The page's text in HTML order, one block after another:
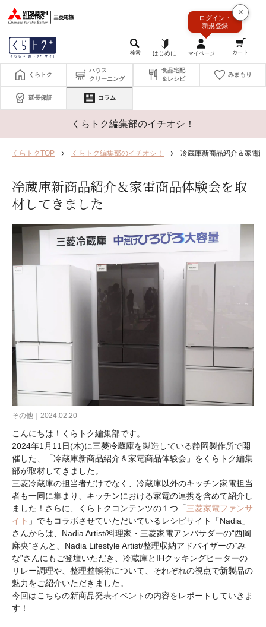
×
ログイン・
新規登録
くらトク
ハウス
クリーニング
食品宅配
＆レシピ
みまもり
延長保証 コラム
くらトク編集部のイチオシ！
くらトクTOP くらトク編集部のイチオシ！ 冷蔵庫新商品紹介＆家電
冷蔵庫新商品紹介＆家電商品体験会を取
材してきました
その他｜2024.02.20
こんにちは！くらトク編集部です。
2024年1月11日(木)に三菱冷蔵庫を製造している静岡製作所で開
催した、「冷蔵庫新商品紹介＆家電商品体験会」をくらトク編集
部が取材してきました。
三菱冷蔵庫の担当者だけでなく、冷蔵庫以外のキッチン家電担当
者も一同に集まり、キッチンにおける家電の連携を含めて紹介し
ました！さらに、くらトクコンテンツの１つ「三菱家電ファンサ
イト 」でもコラボさせていただいているレシピサイト「Nadia」
さんからは、Nadia Artist/料理家・三菱家電アンバサダーの“西岡
麻央”さんと、Nadia Lifestyle Artist/整理収納アドバイザーの“み
な”さんにもご登壇いただき、冷蔵庫とIHクッキングヒーターの
リレー調理や、整理整頓術について、それぞれの視点で新製品の
魅力をご紹介いただきました。
今回はこちらの新商品発表イベントの内容をレポートしていきま
す！